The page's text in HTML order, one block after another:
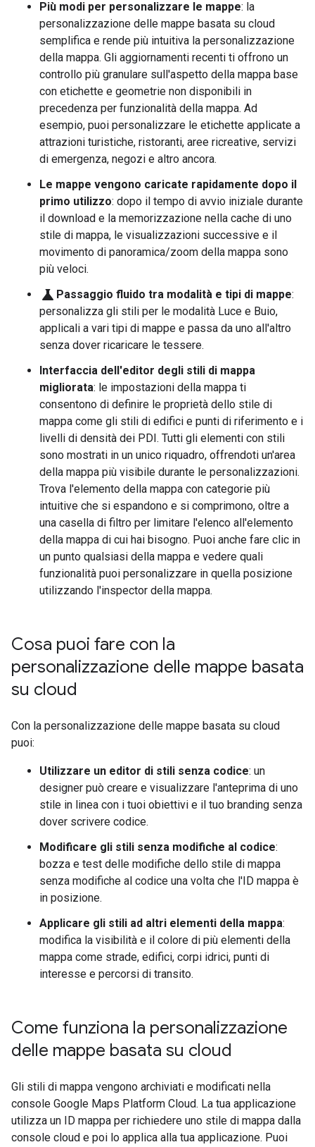
Più modi per personalizzare le mappe: la
personalizzazione delle mappe basata su cloud
semplifica e rende più intuitiva la personalizzazione
della mappa. Gli aggiornamenti recenti ti offrono un
controllo più granulare sull'aspetto della mappa base
con etichette e geometrie non disponibili in
precedenza per funzionalità della mappa. Ad
esempio, puoi personalizzare le etichette applicate a
attrazioni turistiche, ristoranti, aree ricreative, servizi
di emergenza, negozi e altro ancora.
Le mappe vengono caricate rapidamente dopo il
primo utilizzo: dopo il tempo di avvio iniziale durante
il download e la memorizzazione nella cache di uno
stile di mappa, le visualizzazioni successive e il
movimento di panoramica/zoom della mappa sono
più veloci.
science Passaggio fluido tra modalità e tipi di mappe:
personalizza gli stili per le modalità Luce e Buio,
applicali a vari tipi di mappe e passa da uno all'altro
senza dover ricaricare le tessere.
Interfaccia dell'editor degli stili di mappa
migliorata: le impostazioni della mappa ti
consentono di definire le proprietà dello stile di
mappa come gli stili di edifici e punti di riferimento e i
livelli di densità dei PDI. Tutti gli elementi con stili
sono mostrati in un unico riquadro, offrendoti un'area
della mappa più visibile durante le personalizzazioni.
Trova l'elemento della mappa con categorie più
intuitive che si espandono e si comprimono, oltre a
una casella di filtro per limitare l'elenco all'elemento
della mappa di cui hai bisogno. Puoi anche fare clic in
un punto qualsiasi della mappa e vedere quali
funzionalità puoi personalizzare in quella posizione
utilizzando l'inspector della mappa.
Cosa puoi fare con la
personalizzazione delle mappe basata
su cloud
Con la personalizzazione delle mappe basata su cloud
puoi:
Utilizzare un editor di stili senza codice: un
designer può creare e visualizzare l'anteprima di uno
stile in linea con i tuoi obiettivi e il tuo branding senza
dover scrivere codice.
Modificare gli stili senza modifiche al codice:
bozza e test delle modifiche dello stile di mappa
senza modifiche al codice una volta che l'ID mappa è
in posizione.
Applicare gli stili ad altri elementi della mappa:
modifica la visibilità e il colore di più elementi della
mappa come strade, edifici, corpi idrici, punti di
interesse e percorsi di transito.
Come funziona la personalizzazione
delle mappe basata su cloud
Gli stili di mappa vengono archiviati e modificati nella
console Google Maps Platform Cloud. La tua applicazione
utilizza un ID mappa per richiedere uno stile di mappa dalla
console cloud e poi lo applica alla tua applicazione. Puoi